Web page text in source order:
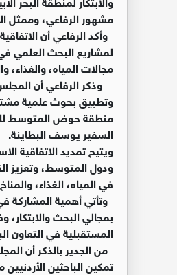
مشهور الرفاعي، وممثل
وأكد الرفاعي أن
لمشاريع البحث العلمي
مجالات المياه، والغذاء،
وتطبيق بحوث علمية
السفير يوسف البطاينة.
ويتيح تمديد الاتفاقية
ودول المتوسط، وتعزيز
في المياه، الغذاء،
وتأتي أهمية المشاركة
بمجالي البحث
المستقبلية في التعاون
من الجدير بالذكر أن
تمكين الباحثين